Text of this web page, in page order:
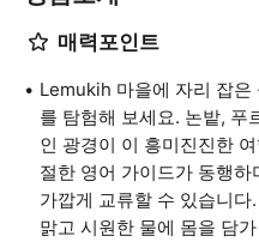
매력포인트
Lemukih 마을에 자리 잡
를 탐험해 보세요. 논밭, 푸
인 광경이 이 흥미진진한
절한 영어 가이드가 동행
가깝게 교류할 수 있습니
맑고 시원한 물에 몸을 담